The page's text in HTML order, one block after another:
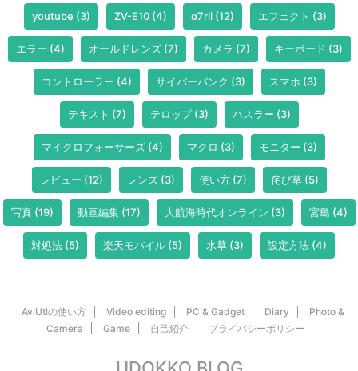
youtube (3) ZV-E10(4) α7rii(12) エフェクト (3)
エラー (4) オールドレンズ(7) カメラ (7) キーボード (3)
コントローラー (4) サイバーパンク (3) スマホ (3)
テキスト (7) テロップ(3) ハスラー (3)
マイクロフォーサーズ(4) マクロ (3) モニター (3)
レビュー (12) レンズ(3) 使い方(7) 侘び草(5)
写真(19) 動画編集(17) 大航海時代オンライン (3) 宮島 (4)
対処法 (5) 楽天モバイル (5) 水草 (3) 設定方法 (4)
AviUtlの使い方 Video editing PC & Gadget Diary
Photo &
Camera
Game 自己紹介 プライバシーポリシー